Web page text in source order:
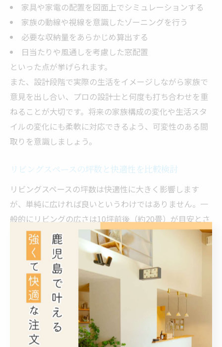
家具や家電の配置を図面上でシミュレーションする
家族の動線や視線を意識したゾーニングを行う
必要な収納量をあらかじめ算出する
日当たりや風通しを考慮した窓配置
といった点が挙げられます。
また、設計段階で実際の生活をイメージしながら家族で
意見を出し合い、プロの設計士と何度も打ち合わせを重
ねることが大切です。将来の家族構成の変化や生活スタ
イルの変化にも柔軟に対応できるよう、可変性のある間
取りを意識しましょう。
リビングスペースの坪数と快適性を比較検討
リビングスペースの坪数は快適性に大きく影響します
が、単純に広ければ良いというわけではありません。一
般的にリビングの広さは10坪前後（約20畳）が目安とさ
れますが、家族構成や希望する用途によって最適な広さ
は異なります。坪数だけでなく、天井の高さや窓の配
置、隣接する空間とのつながりも快適性を左右する重要
な要素です。
例えば、4人家族の場合は12〜15坪のLDKが標準的とさ
れますが、家具の配置や収納計画を工夫することで、同
じ坪数でも体感の広さや使い勝手が大きく変わります。
逆に、広すぎるリビングは冷暖房効率が下がったり、掃